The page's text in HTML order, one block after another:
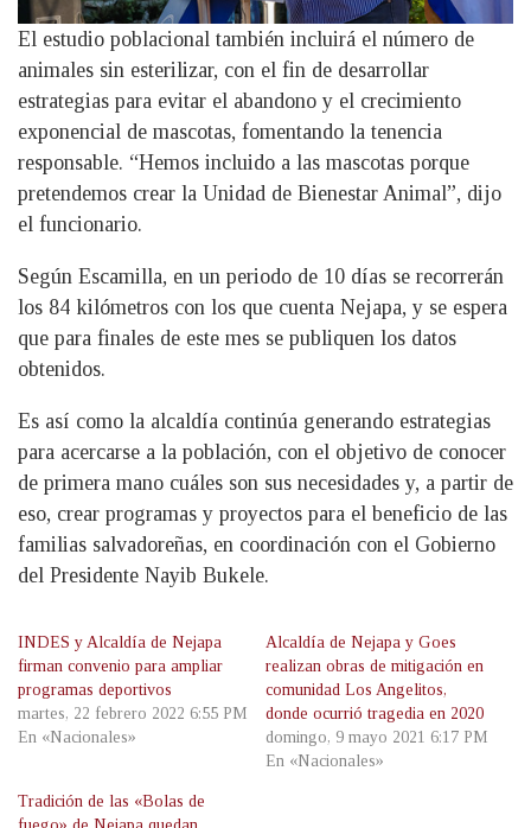
El estudio poblacional también incluirá el número de
animales sin esterilizar, con el fin de desarrollar
estrategias para evitar el abandono y el crecimiento
exponencial de mascotas, fomentando la tenencia
responsable. “Hemos incluido a las mascotas porque
pretendemos crear la Unidad de Bienestar Animal”, dijo
el funcionario.
Según Escamilla, en un periodo de 10 días se recorrerán
los 84 kilómetros con los que cuenta Nejapa, y se espera
que para finales de este mes se publiquen los datos
obtenidos.
Es así como la alcaldía continúa generando estrategias
para acercarse a la población, con el objetivo de conocer
de primera mano cuáles son sus necesidades y, a partir de
eso, crear programas y proyectos para el beneficio de las
familias salvadoreñas, en coordinación con el Gobierno
del Presidente Nayib Bukele.
INDES y Alcaldía de Nejapa
firman convenio para ampliar
programas deportivos
martes, 22 febrero 2022 6:55 PM
En «Nacionales»
Alcaldía de Nejapa y Goes
realizan obras de mitigación en
comunidad Los Angelitos,
donde ocurrió tragedia en 2020
domingo, 9 mayo 2021 6:17 PM
En «Nacionales»
Tradición de las «Bolas de